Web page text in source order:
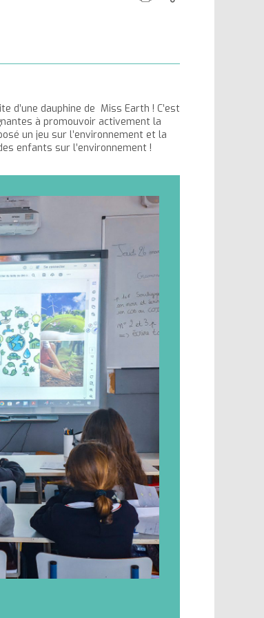
textetexte
d’une dauphine de Miss Earth ! C’est
à promouvoir activement la
un jeu sur l’environnement et la
enfants sur l’environnement !